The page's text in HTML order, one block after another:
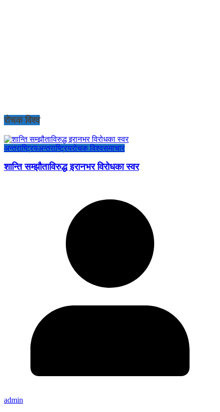
रोचक विश्व
अन्तराष्ट्रियअन्तराष्ट्रियरोचक विश्वसमाचार
शान्ति सम्झौताविरुद्ध इरानभर विरोधका स्वर
admin